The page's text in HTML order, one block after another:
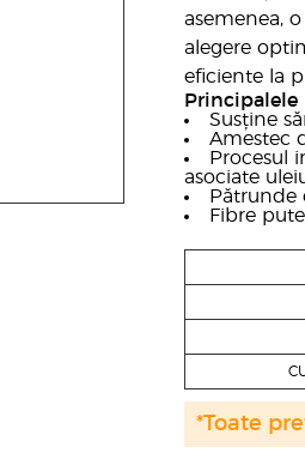
asemenea,
alegere
eficiente la
Principalele
Susține
Amestec
Procesul
asociate
Pătrunde
Fibre
*Toate